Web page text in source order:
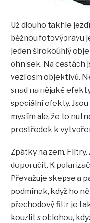
Už dlouho takhle
běžnou fotovýpravu
jeden širokoúhlý
ohnisek. Na cestách
vezl osm objektivů.
snad na nějaké
speciální efekty.
myslím ale, že to
prostředek k
Zpátky na zem.
doporučit. K
Převažuje skepse a
podmínek, když ho
přechodový filtr je
kouzlit s oblohou,